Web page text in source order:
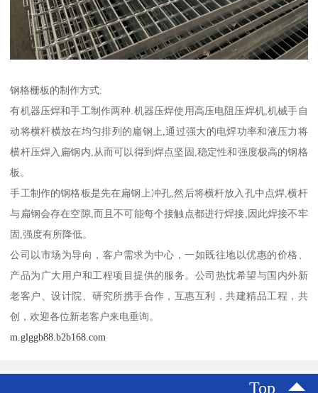
钢格栅板的制作方式:
有机器压焊和手工制作两种.机器压焊使用高压电阻压焊机,机械手自
动将横杆横放在均匀排列的扁钢上,通过强大的电焊功率和液压力将
横杆压焊入扁钢内,从而可以得到焊点坚固,稳定性和强度极高的钢格
板。
手工制作的钢格板是先在扁钢上冲孔,然后将横杆放入孔中点焊,横杆
与扁钢会存在空隙,而且不可能每个接触点都进行焊接,因此焊接不牢
固,强度有所降低。
公司以市场为导向，客户需求为中心，一如既往地以优惠的价格、
产品为广大用户和工程项目提供的服务。公司热忱希望与国内外新
老客户、设计院、研究所携手合作，互惠互利，共建精品工程，共
创，欢迎各位新老客户来电垂询。
m.glggb88.b2b168.com
Top